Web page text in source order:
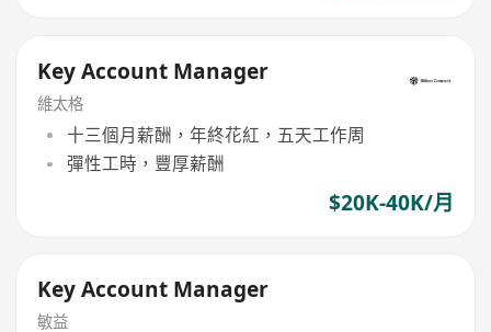
Key Account Manager
維太格
十三個月薪酬，年終花紅，五天工作周
彈性工時，豐厚薪酬
$20K-40K/月
Key Account Manager
敏益